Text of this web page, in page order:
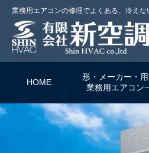
業務用エアコンの修理でよくある、冷え
HOME
形・メーカー・用
業務用エアコン